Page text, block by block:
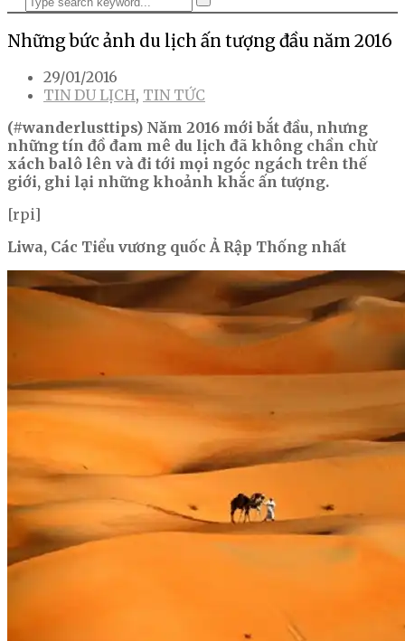
Những bức ảnh du lịch ấn tượng đầu năm 2016
29/01/2016
TIN DU LỊCH, TIN TỨC
(#wanderlusttips) Năm 2016 mới bắt đầu, nhưng
những tín đồ đam mê du lịch đã không chần chừ
xách balô lên và đi tới mọi ngóc ngách trên thế
giới, ghi lại những khoảnh khắc ấn tượng.
[rpi]
Liwa, Các Tiểu vương quốc Ả Rập Thống nhất